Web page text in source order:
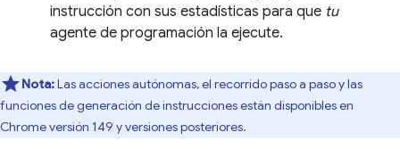
instrucción con sus estadísticas para que tu
agente de programación la ejecute.
Nota:Las acciones autónomas, el recorrido paso a paso y las
funciones de generación de instrucciones están disponibles en
Chrome versión 149 y versiones posteriores.